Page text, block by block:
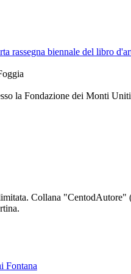
rassegna biennale del libro
la Fondazione dei Monti
Collana "CentodAutore"
Fontana